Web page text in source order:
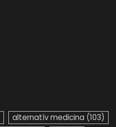
alternatív medicina (103)